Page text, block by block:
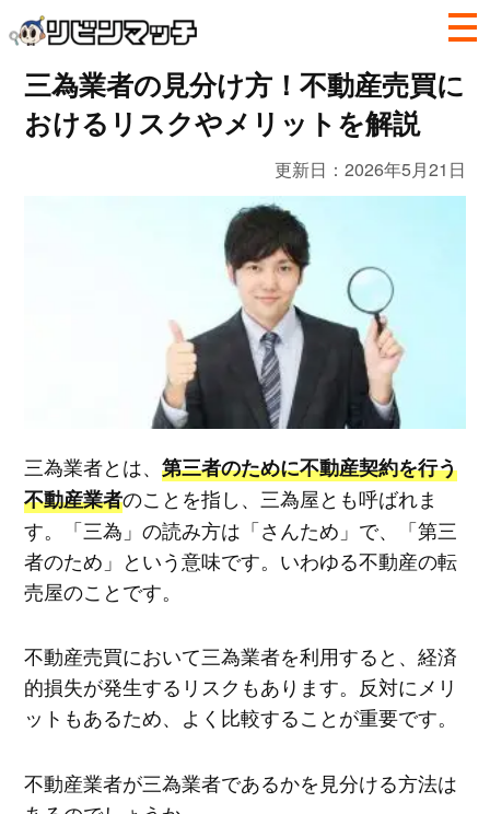
三為業者の見分け方！不動産売買に
おけるリスクやメリットを解説
更新日：2026年5月21日
三為業者とは、 第三者のために不動産契約を行う
不動産業者のことを指し、三為屋とも呼ばれま
す。「三為」の読み方は「さんため」で、「第三
者のため」という意味です。いわゆる不動産の転
売屋のことです。
不動産売買において三為業者を利用すると、経済
的損失が発生するリスクもあります。反対にメリ
ットもあるため、よく比較することが重要です。
不動産業者が三為業者であるかを見分ける方法は